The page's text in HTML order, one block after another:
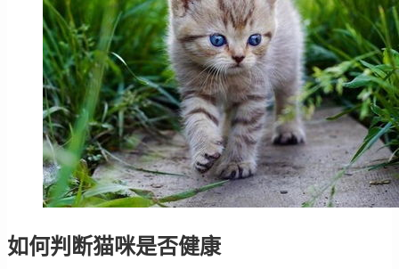
如何判断猫咪是否健康